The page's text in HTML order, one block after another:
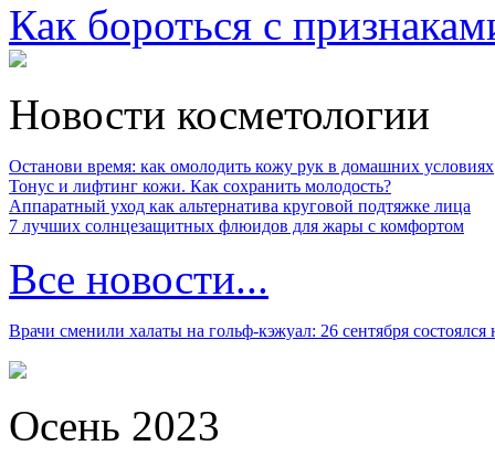
Как бороться с
Новости косметологии
Останови время: как омолодить кожу рук в домашних условиях
Тонус и лифтинг кожи. Как сохранить молодость?
Аппаратный уход как альтернатива круговой подтяжке лица
7 лучших солнцезащитных флюидов для жары с комфортом
Все новости...
Врачи сменили халаты на гольф-кэжуал: 26 сентября
Осень 2023